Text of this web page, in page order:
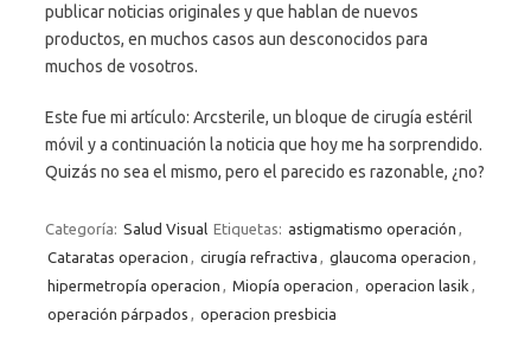
publicar noticias originales y que hablan de nuevos
productos, en muchos casos aun desconocidos para
muchos de vosotros.
Este fue mi artículo: Arcsterile, un bloque de cirugía estéril
móvil y a continuación la noticia que hoy me ha sorprendido.
Quizás no sea el mismo, pero el parecido es razonable, ¿no?
Categoría: Salud Visual Etiquetas: astigmatismo operación ,
Cataratas operacion , cirugía refractiva , glaucoma operacion ,
hipermetropía operacion , Miopía operacion , operacion lasik ,
operación párpados , operacion presbicia